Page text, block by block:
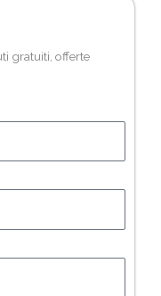
gratuiti, offerte